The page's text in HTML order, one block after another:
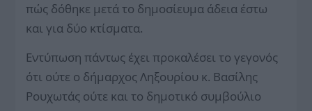
πώς δόθηκε μετά το δημοσίευμα άδεια έστω
και για δύο κτίσματα.
Εντύπωση πάντως έχει προκαλέσει το γεγονός
ότι ούτε ο δήμαρχος Ληξουρίου κ. Βασίλης
Ρουχωτάς ούτε και το δημοτικό συμβούλιο